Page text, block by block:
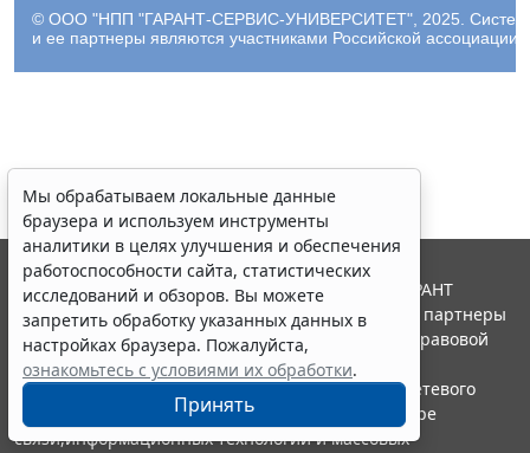
© ООО "НПП "ГАРАНТ-СЕРВИС-УНИВЕРСИТЕТ", 2025. Система
и ее партнеры являются участниками Российской
Мы обрабатываем локальные данные
браузера и используем инструменты
аналитики в целях улучшения и обеспечения
работоспособности сайта, статистических
исследований и обзоров. Вы можете
запретить обработку указанных данных в
настройках браузера. Пожалуйста,
ознакомьтесь с условиями их обработки.
Принять
© ООО "НПП "ГАРАНТ-СЕРВИС", 2026. Система ГАРАНТ
выпускается с 1990 года. Компания "Гарант" и ее партнеры
являются участниками Российской ассоциации правовой
информации ГАРАНТ.
Портал ГАРАНТ.РУ зарегистрирован в качестве сетевого
издания Федеральной службой по надзору в сфере
связи,информационных технологий и массовых